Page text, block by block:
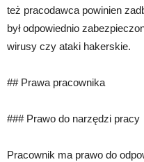
też pracodawca powinien
był odpowiednio
wirusy czy ataki hakerskie.
## Prawa pracownika
### Prawo do narzędzi pracy
Pracownik ma prawo do